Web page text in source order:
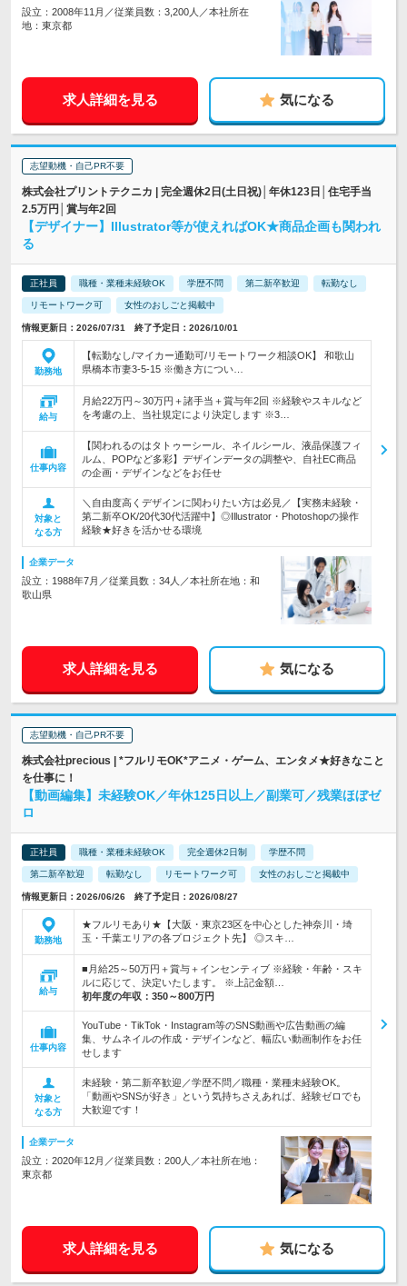
設立：2008年11月／従業員数：3,200人／本社所在
地：東京都
求人詳細を見る 気になる
志望動機・自己PR不要
株式会社プリントテクニカ | 完全週休2日(土日祝)│年休123日│住宅手当
2.5万円│賞与年2回
【デザイナー】Illustrator等が使えればOK★商品企画も関われ
る
正社員 職種・業種未経験OK 学歴不問 第二新卒歓迎 転勤なし
リモートワーク可 女性のおしごと掲載中
情報更新日：2026/07/31 終了予定日：2026/10/01
勤務地
【転勤なし/マイカー通勤可/リモートワーク相談OK】 和歌山
県橋本市妻3-5-15 ※働き方につい…
給与
月給22万円～30万円＋諸手当＋賞与年2回 ※経験やスキルなど
を考慮の上、当社規定により決定します ※3…
仕事内容
【関われるのはタトゥーシール、ネイルシール、液晶保護フィ
ルム、POPなど多彩】デザインデータの調整や、自社EC商品
の企画・デザインなどをお任せ
対象と
なる方
＼自由度高くデザインに関わりたい方は必見／【実務未経験・
第二新卒OK/20代30代活躍中】◎Illustrator・Photoshopの操作
経験★好きを活かせる環境
企業データ
設立：1988年7月／従業員数：34人／本社所在地：和
歌山県
求人詳細を見る 気になる
志望動機・自己PR不要
株式会社precious | *フルリモOK*アニメ・ゲーム、エンタメ★好きなこと
を仕事に！
【動画編集】未経験OK／年休125日以上／副業可／残業ほぼゼ
ロ
正社員 職種・業種未経験OK 完全週休2日制 学歴不問
第二新卒歓迎 転勤なし リモートワーク可 女性のおしごと掲載中
情報更新日：2026/06/26 終了予定日：2026/08/27
勤務地
★フルリモあり★【大阪・東京23区を中心とした神奈川・埼
玉・千葉エリアの各プロジェクト先】 ◎スキ…
給与
■月給25～50万円＋賞与＋インセンティブ ※経験・年齢・スキ
ルに応じて、決定いたします。 ※上記金額…
初年度の年収： 350～800万円
仕事内容
YouTube・TikTok・Instagram等のSNS動画や広告動画の編
集、サムネイルの作成・デザインなど、幅広い動画制作をお任
せします
対象と
なる方
未経験・第二新卒歓迎／学歴不問／職種・業種未経験OK。
「動画やSNSが好き」という気持ちさえあれば、経験ゼロでも
大歓迎です！
企業データ
設立：2020年12月／従業員数：200人／本社所在地：
東京都
求人詳細を見る 気になる